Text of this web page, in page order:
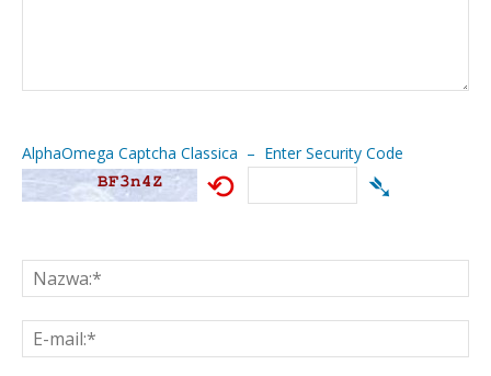
AlphaOmega Captcha Classica – Enter Security Code
⟲ ➴